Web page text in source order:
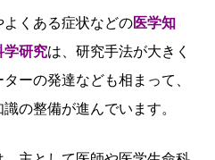
くある症状などの医学知
学研究は、研究手法が大きく
ーの発達なども相まって、
識の整備が進んでいます。